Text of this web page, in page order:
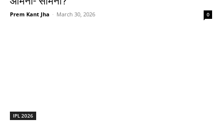
Prem Kant Jha - March 30, 2026 0
IPL 2026